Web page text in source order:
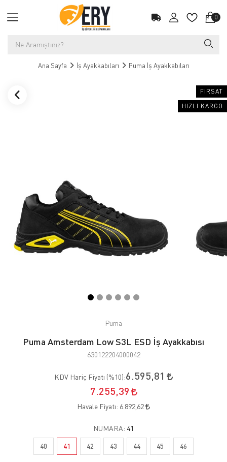
0
Ana Sayfa İş Ayakkabıları Puma İş Ayakkabıları
FIRSAT
HIZLI KARGO
Puma
Puma Amsterdam Low S3L ESD İş Ayakkabısı
630122204000042
KDV Hariç Fiyatı (%10):6.595,81
7.255,39
Havale Fiyatı: 6.892,62
NUMARA: 41
40 41 42 43 44 45 46